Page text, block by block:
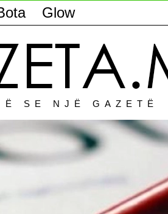
Glow
SE NJË GAZETË